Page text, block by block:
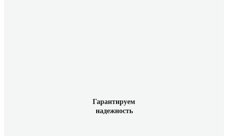
Гарантируем
надежность